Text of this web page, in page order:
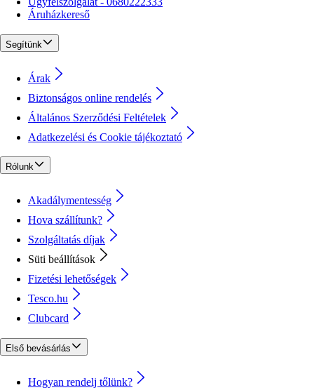
Áruházkereső
Segítünk
Árak
Biztonságos online rendelés
Általános Szerződési Feltételek
Adatkezelési és Cookie tájékoztató
Rólunk
Akadálymentesség
Hova szállítunk?
Szolgáltatás díjak
Süti beállítások
Fizetési lehetőségek
Tesco.hu
Clubcard
Első bevásárlás
Hogyan rendelj tőlünk?